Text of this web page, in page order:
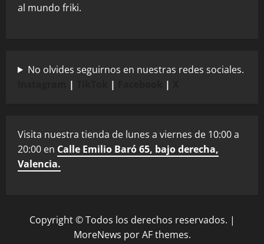
al mundo friki.
No olvides seguirnos en nuestras redes sociales.
| | |
Visita nuestra tienda de lunes a viernes de 10:00 a
20:00 en Calle Emilio Baró 65, bajo derecha,
Valencia.
Copyright © Todos los derechos reservados. |
MoreNews por AF themes.